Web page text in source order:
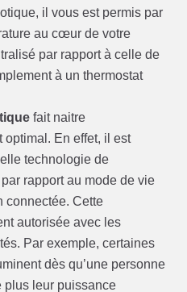
il vous est permis par
au cœur de votre
par rapport à celle de
à un thermostat
fait naitre
optimal. En effet, il est
technologie de
rapport au mode de vie
connectée. Cette
autorisée avec les
Par exemple, certaines
dès qu’une personne
plus leur puissance